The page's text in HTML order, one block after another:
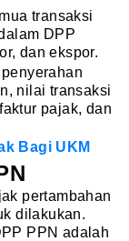
transaksi
DPP
dan ekspor.
nilai transaksi
pajak, dan
Bagi UKM
pertambahan
dilakukan.
PPN adalah